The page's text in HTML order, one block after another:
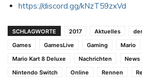
https://discord.gg/kNzT59zxVd
SCHLAGWORTE 2017 Aktuelles
Games
GamesLive Gaming Mario
Mario Kart 8 Deluxe
Nachrichten News
Nintendo Switch
Online Rennen